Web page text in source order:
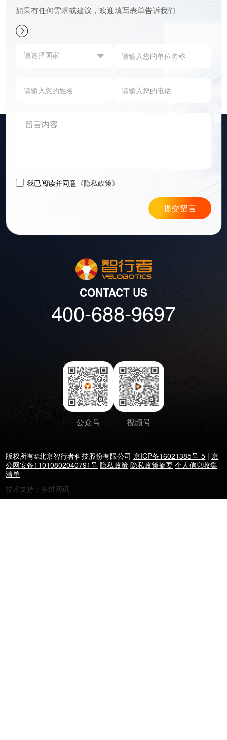
如果有任何需求或建议，欢迎填写表单告诉我们
我已阅读并同意 《隐私政策》
提交留言
CONTACT US
400-688-9697
公众号 视频号
版权所有©北京智行者科技股份有限公司京ICP备16021385号-5 |京
公网安备11010802040791号 隐私政策 隐私政策摘要 个人信息收集
清单
技术支持：多维网讯